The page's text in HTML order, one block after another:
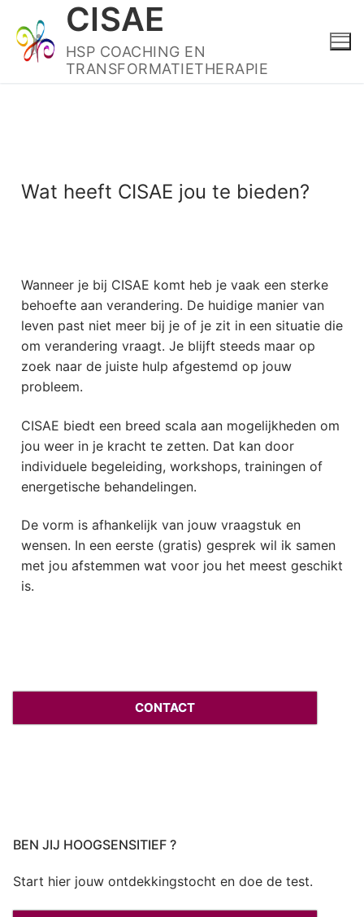
CISAE
HSP COACHING EN
TRANSFORMATIETHERAPIE
Wat heeft CISAE jou te bieden?
Wanneer je bij CISAE komt heb je vaak een sterke
behoefte aan verandering. De huidige manier van
leven past niet meer bij je of je zit in een situatie die
om verandering vraagt. Je blijft steeds maar op
zoek naar de juiste hulp afgestemd op jouw
probleem.
CISAE biedt een breed scala aan mogelijkheden om
jou weer in je kracht te zetten. Dat kan door
individuele begeleiding, workshops, trainingen of
energetische behandelingen.
De vorm is afhankelijk van jouw vraagstuk en
wensen. In een eerste (gratis) gesprek wil ik samen
met jou afstemmen wat voor jou het meest geschikt
is.
CONTACT
BEN JIJ HOOGSENSITIEF ?
Start hier jouw ontdekkingstocht en doe de test.